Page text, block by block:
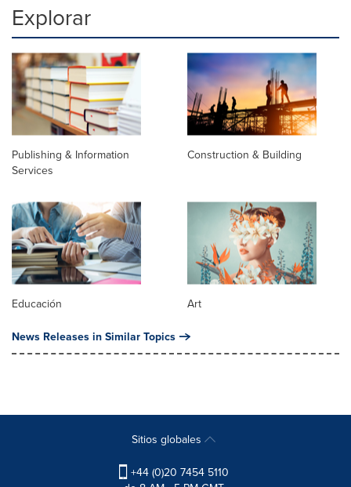
Explorar
Publishing & Information
Services
Construction & Building
Educación Art
News Releases in Similar Topics
Sitios globales
+44 (0)20 7454 5110